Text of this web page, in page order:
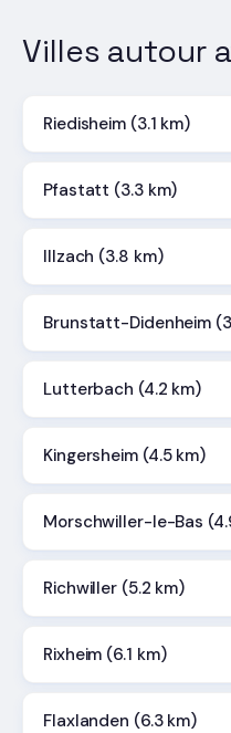
Villes autour
Riedisheim (3.1 km)
Pfastatt (3.3 km)
Illzach (3.8 km)
Brunstatt-Didenheim
Lutterbach (4.2 km)
Kingersheim (4.5 km)
Morschwiller-le-Bas
Richwiller (5.2 km)
Rixheim (6.1 km)
Flaxlanden (6.3 km)